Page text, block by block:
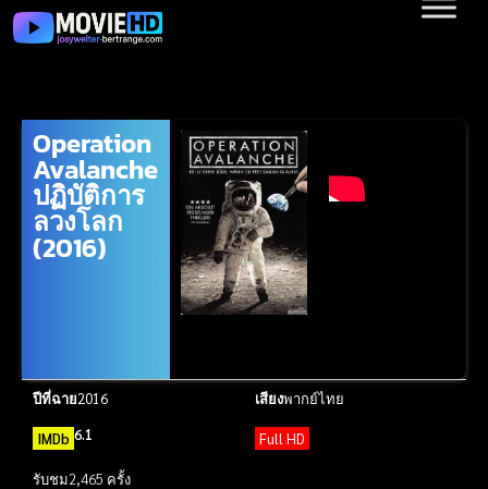
Operation
Avalanche
ปฏิบัติการ
ลวงโลก
(2016)
ปีที่ฉาย2016 เสียงพากย์ไทย
IMDb 6.1 Full HD
รับชม2,465 ครั้ง